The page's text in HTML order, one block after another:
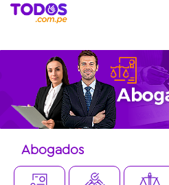
Abogados